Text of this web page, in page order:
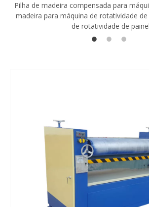
Pilha de madeira compensada para
madeira para máquina de rotatividade
de rotatividade de painel